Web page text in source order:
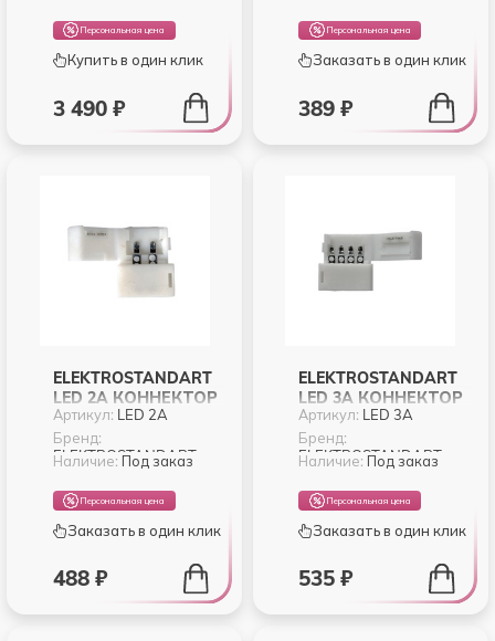
Персональная цена
Купить в один клик
3 490 ₽
ЖЕСТКИЙ (10PKT)
Персональная цена
Заказать в один клик
389 ₽
ELEKTROSTANDART
LED 2A КОННЕКТОР
ДЛЯ
ОДНОЦВЕТНОЙ
СВЕТОДИОДНОЙ
ЖЕСТКИЙ (10PKT)
Артикул: LED 2A
Бренд:
ELEKTROSTANDART
Наличие: Под заказ
Персональная цена
Заказать в один клик
488 ₽
ELEKTROSTANDART
LED 3A КОННЕКТОР
ДЛЯ RGB
СВЕТОДИОДНОЙ
ЛЕНТЫ ЖЕСТКИЙ
Артикул: LED 3A
Бренд:
ELEKTROSTANDART
Наличие: Под заказ
Персональная цена
Заказать в один клик
535 ₽